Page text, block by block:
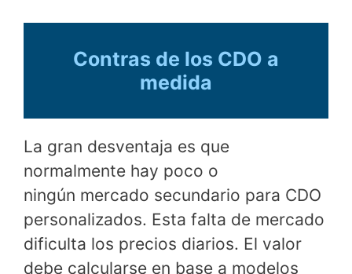
Contras de los CDO a
medida
La gran desventaja es que
normalmente hay poco o
ningún mercado secundario para CDO
personalizados. Esta falta de mercado
dificulta los precios diarios. El valor
debe calcularse en base a modelos